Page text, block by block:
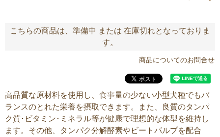
こちらの商品は、準備中 または 在庫切れとなっておりま
す。
商品についてのお問合せ
高品質な原材料を使用し、食事量の少ない小型犬種でもバ
ランスのとれた栄養を摂取できます。また、良質のタンパ
ク質･ビタミン･ミネラル等が健康で理想的な体型を維持し
ます。その他、タンパク分解酵素やビートパルプを配合